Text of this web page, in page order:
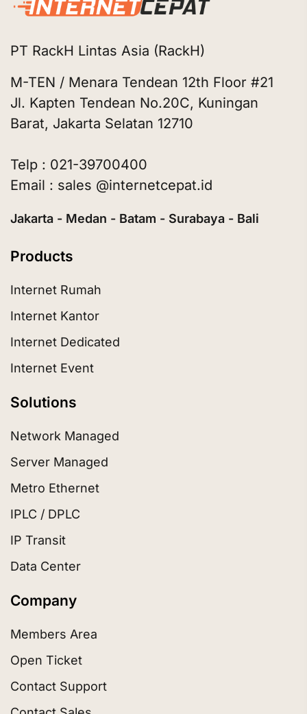
PT RackH Lintas Asia (RackH)
M-TEN / Menara Tendean 12th Floor #21
Jl. Kapten Tendean No.20C, Kuningan
Barat, Jakarta Selatan 12710
Telp : 021-39700400
Email : sales @internetcepat.id
Jakarta - Medan - Batam - Surabaya - Bali
Products
Internet Rumah
Internet Kantor
Internet Dedicated
Internet Event
Solutions
Network Managed
Server Managed
Metro Ethernet
IPLC / DPLC
IP Transit
Data Center
Company
Members Area
Open Ticket
Contact Support